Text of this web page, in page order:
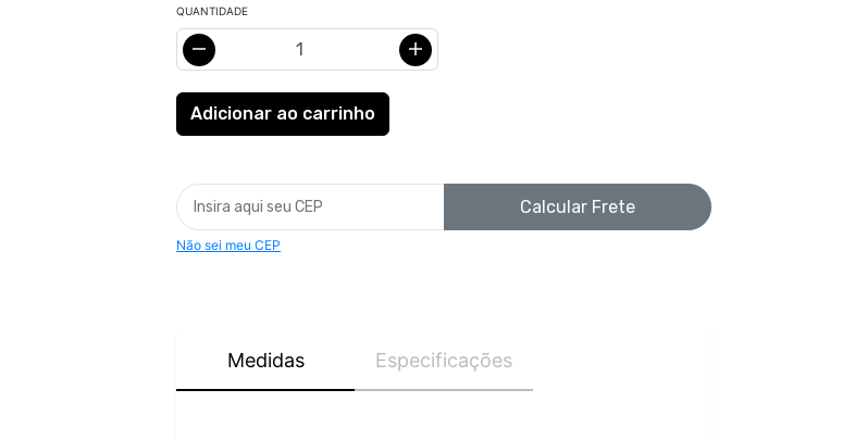
QUANTIDADE
Calcular Frete
Não sei meu CEP
Medidas Especificações